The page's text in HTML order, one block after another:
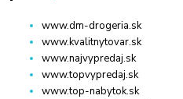
www.dm-drogeria.sk
www.kvalitnytovar.sk
www.najvypredaj.sk
www.topvypredaj.sk
www.top-nabytok.sk